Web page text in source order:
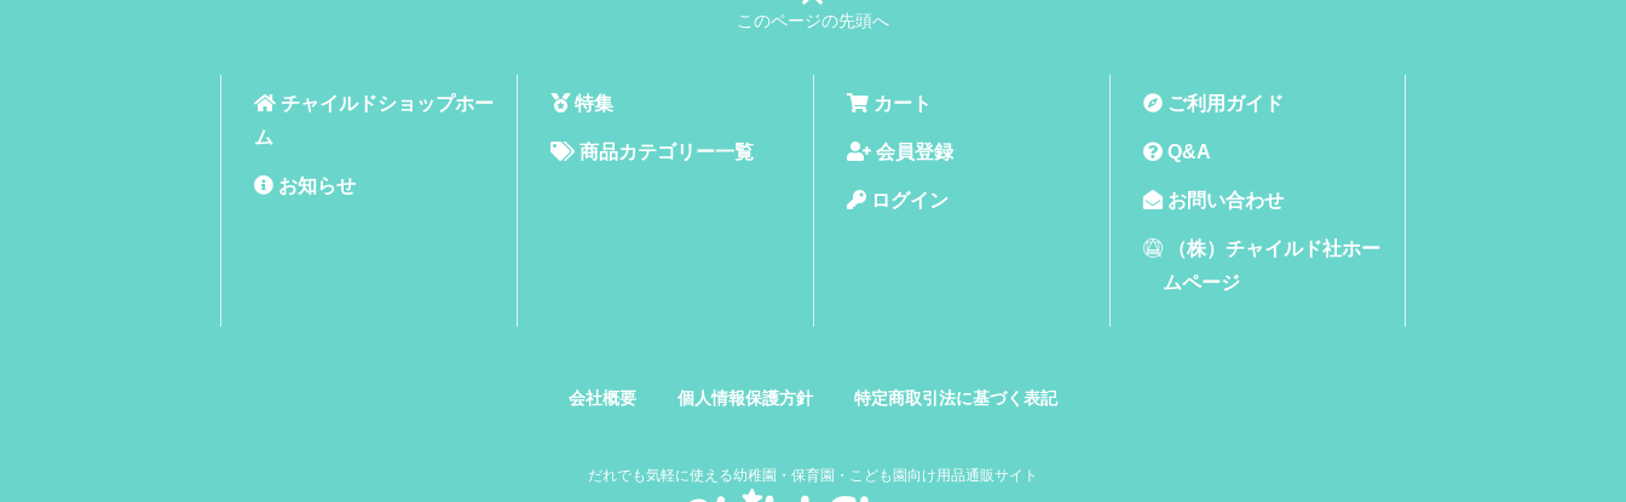
このページの先頭へ
チャイルドショップホー
ム
お知らせ
特集
商品カテゴリー一覧
カート
会員登録
ログイン
ご利用ガイド
Q&A
お問い合わせ
（株）チャイルド社ホー
ムページ
会社概要 個人情報保護方針 特定商取引法に基づく表記
だれでも気軽に使える幼稚園・保育園・こども園向け用品通販サイト